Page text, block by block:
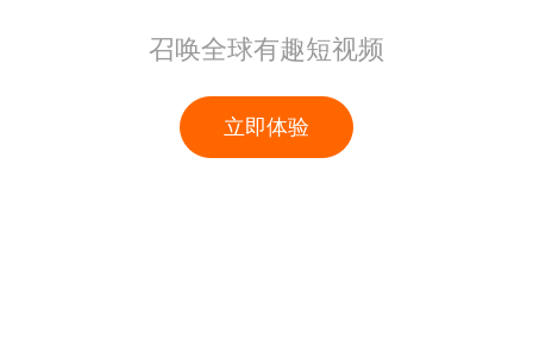
召唤全球有趣短视频
立即体验